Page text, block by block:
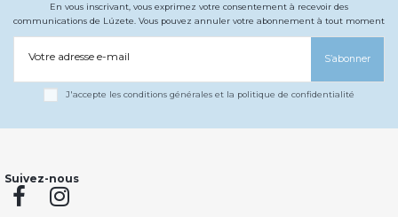
En vous inscrivant, vous exprimez votre consentement à recevoir des
communications de Lúzete. Vous pouvez annuler votre abonnement à tout moment
Votre adresse e-mail S’abonner
J'accepte les conditions générales et la politique de confidentialité
Suivez-nous